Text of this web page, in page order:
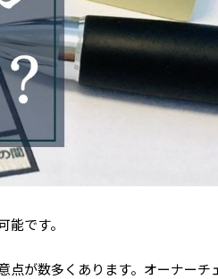
です。
点が数多くあります。オーナーチ